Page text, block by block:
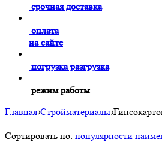
срочная доставка
оплата
на сайте
погрузка разгрузка
режим работы
Главная›Стройматериалы›
Сортировать по: популярности